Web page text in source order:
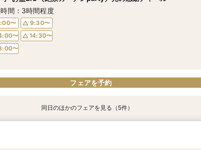
間：3時間程度
〜
9:30〜
〜
14:30〜
〜
フェアを予約
同日のほかのフェアを見る（5件）